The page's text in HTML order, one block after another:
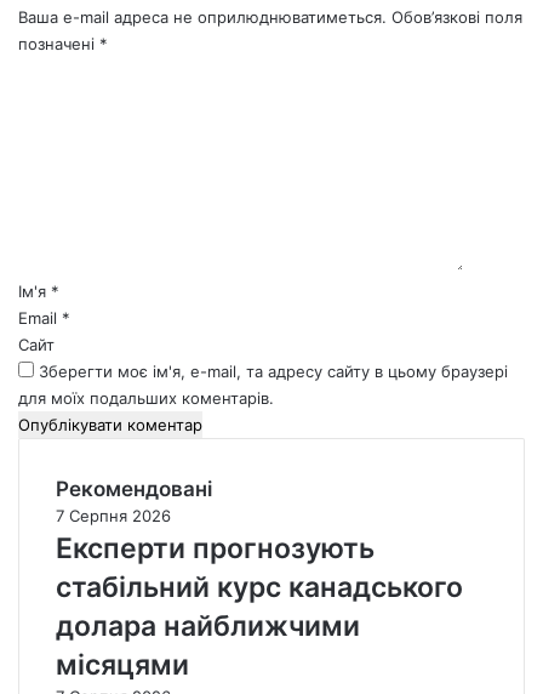
Ваша e-mail адреса не оприлюднюватиметься. Обов’язкові поля
позначені *
*
Ім'я *
Email *
Сайт
Зберегти моє ім'я, e-mail, та адресу сайту в цьому браузері
для моїх подальших коментарів.
Рекомендовані
7 Серпня 2026
Експерти прогнозують
стабільний курс канадського
долара найближчими
місяцями